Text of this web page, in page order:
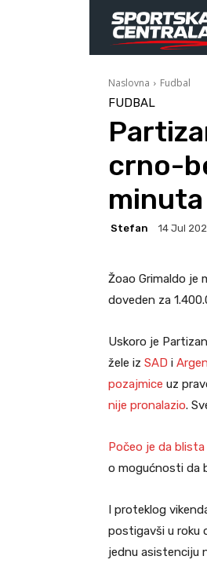
Naslovna Fudbal
FUDBAL
crno-
Stefan 14 Jul
Žoao Grimaldo je
doveden za
Uskoro je
žele iz SAD i
pozajmice uz
nije pronalazio.
Počeo je da
o mogućnosti da
I proteklog
postigavši u roku
jednu asistenciju